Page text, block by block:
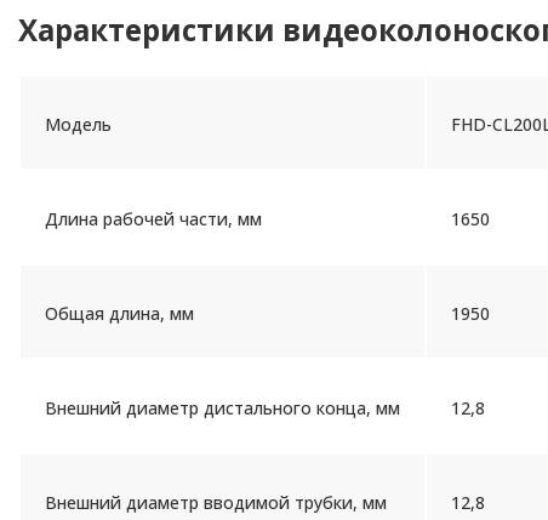
Характеристики
Модель FHD-
Длина рабочей части, мм 1650
Общая длина, мм 1950
Внешний диаметр дистального конца, мм 12,8
Внешний диаметр вводимой трубки, мм 12,8